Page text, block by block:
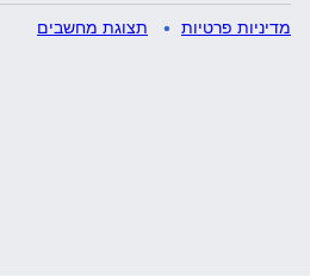
מדיניות פרטיות תצוגת מחשבים